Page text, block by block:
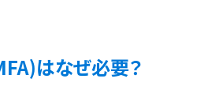
はなぜ必要？